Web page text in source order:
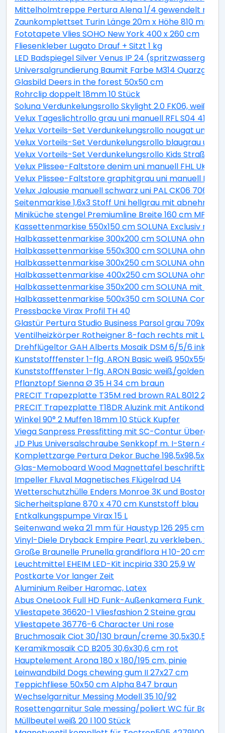
Mittelholmtreppe Pertura Alena 1/4 gewendelt mit
Zaunkomplettset Turin Länge 20m x Höhe 810 mm
Fototapete Vlies SOHO New York 400 x 260 cm
Fliesenkleber Lugato Drauf + Sitzt 1 kg
LED Badspiegel Silver Venus IP 24
Universalgrundierung Baumit Farbe M314 Quarzgrund
Glasbild Deers in the forest 50x50 cm
Rohrclip doppelt 18mm 10 Stück
Soluna Verdunkelungsrollo Skylight 2.0 FK06, weiß,
Velux Tageslichtrollo grau uni manuell RFL S04 4161S
Velux Vorteils-Set Verdunkelungsrollo nougat uni
Velux Vorteils-Set Verdunkelungsrollo blaugrau uni
Velux Vorteils-Set Verdunkelungsrollo Kids Straßen
Velux Plissee-Faltstore denim uni manuell FHL UK04
Velux Plissee-Faltstore graphitgrau uni manuell FHL
Velux Jalousie manuell schwarz uni PAL CK06 7062S
Seitenmarkise 1,6x3 Stoff Uni hellgrau mit
Miniküche stengel Premiumline Breite 160 cm
Kassettenmarkise 550x150 cm SOLUNA Exclusiv mit
Halbkassettenmarkise 300x200 cm SOLUNA ohne
Halbkassettenmarkise 550x300 cm SOLUNA ohne
Halbkassettenmarkise 300x250 cm SOLUNA ohne
Halbkassettenmarkise 400x250 cm SOLUNA ohne
Halbkassettenmarkise 350x200 cm SOLUNA mit
Halbkassettenmarkise 500x350 cm SOLUNA
Pressbacke Virax Profil TH 40
Glastür Pertura Studio Business Parsol grau
Ventilheizkörper Rotheigner 8-fach rechts mit
Drehflügeltor GAH Alberts Mosaik DSM 6/5/6 inkl.
Kunststofffenster 1-flg. ARON Basic weiß 950x550
Kunststofffenster 1-flg. ARON Basic weiß/golden oak
Pflanztopf Sienna Ø 35 H 34 cm braun
PRECIT Trapezplatte T35M red brown RAL 8012 2300
PRECIT Trapezplatte T18DR Aluzink mit
Winkel 90° 2 Muffen 18mm 10 Stück Kupfer
Viega Sanpress Pressfitting mit SC-Contur
JD Plus Universalschraube Senkkopf m. I-Stern
Komplettzarge Pertura Dekor Buche 198,5x98,5x16,0
Glas-Memoboard Wood Magnettafel beschriftbar
Impeller Fluval Magnetisches Flügelrad U4
Wetterschutzhülle Enders Monroe 3K und Boston 3K
Sicherheitsplane 870 x 470 cm Kunststoff blau
Entkalkungspumpe Virax 15 L
Seitenwand weka 21 mm für Haustyp 126 295 cm
Vinyl-Diele Dryback Empire Pearl, zu verkleben,
Große Braunelle Prunella grandiflora H 10-20 cm Co
Leuchtmittel EHEIM LED-Kit incpiria 330 25,9 W
Postkarte Vor langer Zeit
Aluminium Reiber Haromac, Latex
Abus OneLook Full HD Funk-Außenkamera Funk
Vliestapete 36620-1 Vliesfashion 2 Steine grau
Vliestapete 36776-6 Character Uni rose
Bruchmosaik Ciot 30/130 braun/creme 30,5x30,5 cm
Keramikmosaik CD B205 30,6x30,6 cm rot
Hauptelement Arona 180 x 180/195 cm, pinie
Leinwandbild Dogs chewing gum II 27x27 cm
Teppichfliese 50x50 cm Alpha 847 braun
Wechselgarnitur Messing Modell 35 10/92
Rosettengarnitur Sale messing/poliert WC für Bad +
Müllbeutel weiß 20 l 100 Stück